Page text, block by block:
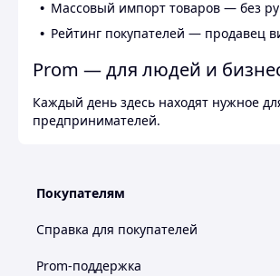
Массовый импорт товаров — без
Рейтинг покупателей — продавец
Prom — для людей и
Каждый день здесь находят нужное
предпринимателей.
Покупателям
Справка для покупателей
Prom-поддержка